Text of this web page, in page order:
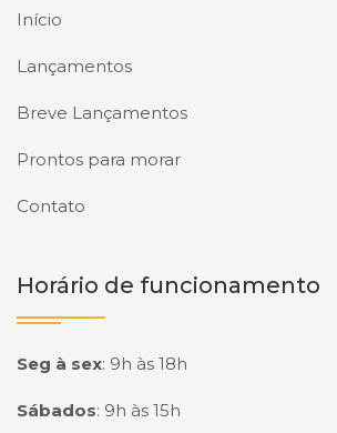
Início
Lançamentos
Breve Lançamentos
Prontos para morar
Contato
Horário de funcionamento
Seg à sex: 9h às 18h
Sábados: 9h às 15h